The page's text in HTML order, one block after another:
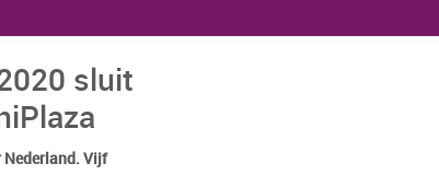
sluit
Nederland. Vijf